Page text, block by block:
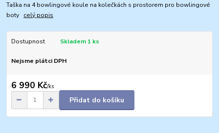
Taška na 4 bowlingové koule na kolečkách s prostorem pro bowlingové
boty celý popis
Dostupnost Skladem 1 ks
Nejsme plátci DPH
6 990 Kč/ks
Přidat do košíku